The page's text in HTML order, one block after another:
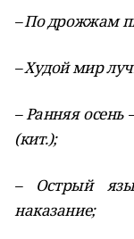
– По дрожжам
– Худой мир
– Ранняя осень
(кит.);
– Острый
наказание;